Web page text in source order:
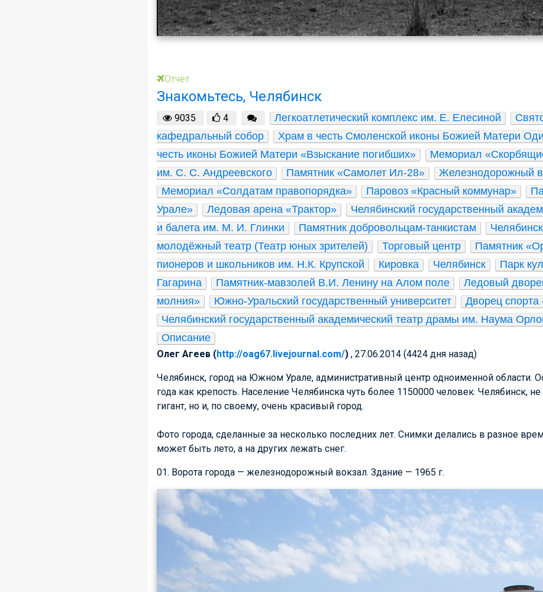
Отчет
Знакомьтесь, Челябинск
9035 4 Легкоатлетический комплекс им. Е. Елесиной
кафедральный собор
Храм в честь Смоленской иконы Божией Матери
честь иконы Божией Матери «Взыскание погибших»
Мемориал
им. С. С. Андреевского
Памятник «Самолет Ил-28»
Железнодорожный
Мемориал «Солдатам правопорядка»
Паровоз «Красный коммунар»
Урале»
Ледовая арена «Трактор»
Челябинский государственный
и балета им. М. И. Глинки
Памятник добровольцам-танкистам
молодёжный театр (Театр юных зрителей)
Торговый центр Памятник
пионеров и школьников им. Н.К. Крупской
Кировка Челябинск
Парк
Гагарина
Памятник-мавзолей В.И. Ленину на Алом поле
Ледовый
молния»
Южно-Уральский государственный университет Дворец
Челябинский государственный академический театр драмы им. Наума
Описание
Олег Агеев (http://oag67.livejournal.com/) , 27.06.2014 (4424 дня назад)
Челябинск, город на Южном Урале, административный центр одноименной области.
года как крепость. Население Челябинска чуть более 1150000 человек. Челябинск,
гигант, но и, по своему, очень красивый город.
Фото города, сделанные за несколько последних лет. Снимки делались в разное
может быть лето, а на других лежать снег.
01. Ворота города — железнодорожный вокзал. Здание — 1965 г.